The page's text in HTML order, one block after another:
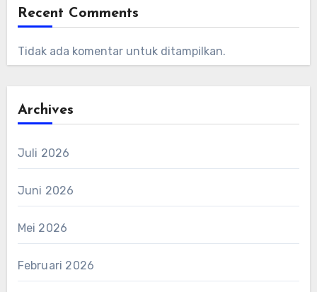
Recent Comments
Tidak ada komentar untuk ditampilkan.
Archives
Juli 2026
Juni 2026
Mei 2026
Februari 2026